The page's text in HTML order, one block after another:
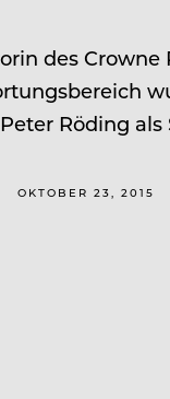
des
Röding
OKTOBER 23, 2015